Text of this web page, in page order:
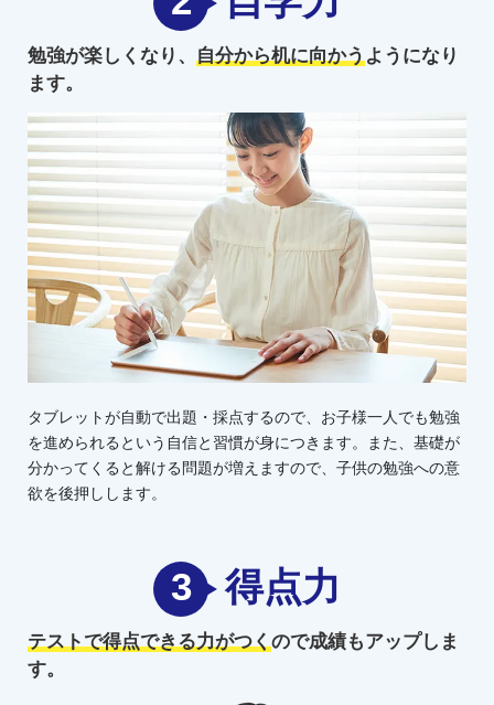
勉強が楽しくなり、 自分から机に向かうようになり
ます。
タブレットが自動で出題・採点するので、お子様一人でも勉強
を進められるという自信と習慣が身につきます。また、基礎が
分かってくると解ける問題が増えますので、子供の勉強への意
欲を後押しします。
3 得点力
テストで得点できる力がつくので成績もアップしま
す。